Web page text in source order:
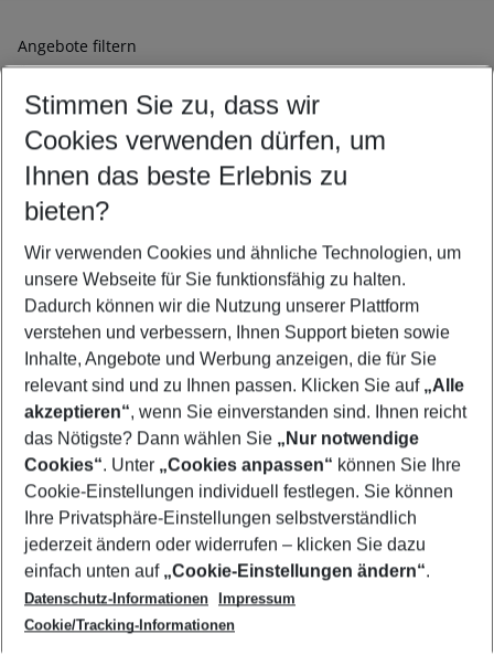
Angebote filtern
Ändern Sie Ihre Kriterien nach Ihren Wünschen
Abflughafen wählen
Beliebiger Abflughafen
Reisezeitraum wählen
09.08.26– 07.08.27 5-8 Nächte
2 Erwachsene Keine Kinder
Mehr Filter anzeigen
Footer
Footer navigation
Über uns
AGB
Cookie-Einstellungen ändern
Cookie-Richtlinie
Datenschutz
Service & Hilfe
Barrierefreies Reisen
Check-in
Folgen Sie uns
Stimmen Sie zu, dass wir
Cookies verwenden dürfen, um
Ihnen das beste Erlebnis zu
bieten?
Wir verwenden Cookies und ähnliche Technologien, um
unsere Webseite für Sie funktionsfähig zu halten.
Dadurch können wir die Nutzung unserer Plattform
verstehen und verbessern, Ihnen Support bieten sowie
Inhalte, Angebote und Werbung anzeigen, die für Sie
relevant sind und zu Ihnen passen. Klicken Sie auf „Alle
akzeptieren“, wenn Sie einverstanden sind. Ihnen reicht
das Nötigste? Dann wählen Sie „Nur notwendige
Cookies“. Unter „Cookies anpassen“ können Sie Ihre
Cookie-Einstellungen individuell festlegen. Sie können
Ihre Privatsphäre-Einstellungen selbstverständlich
jederzeit ändern oder widerrufen – klicken Sie dazu
einfach unten auf „Cookie-Einstellungen ändern“.
Datenschutz-Informationen
Impressum
Cookie/Tracking-Informationen